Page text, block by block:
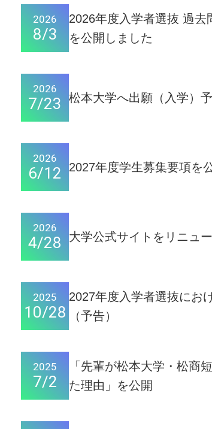
2026
8/3
2026年度入学者選抜 過去
を公開しました
2026
7/23 松本大学へ出願（入学）
2026
6/12 2027年度学生募集要項を
2026
4/28 大学公式サイトをリニュ
2025
10/28
2027年度入学者選抜にお
（予告）
2025
7/2
「先輩が松本大学・松商
た理由」を公開